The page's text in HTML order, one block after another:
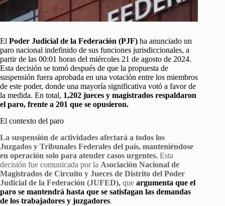
El Poder Judicial de la Federación (PJF) ha anunciado un
paro nacional indefinido de sus funciones jurisdiccionales, a
partir de las 00:01 horas del miércoles 21 de agosto de 2024.
Esta decisión se tomó después de que la propuesta de
suspensión fuera aprobada en una votación entre los miembros
de este poder, donde una mayoría significativa votó a favor de
la medida. En total, 1,202 jueces y magistrados respaldaron
el paro, frente a 201 que se opusieron.
El contexto del paro
La suspensión de actividades afectará a todos los
Juzgados y Tribunales Federales del país, manteniéndose
en operación solo para atender casos urgentes. Esta
decisión fue comunicada por la Asociación Nacional de
Magistrados de Circuito y Jueces de Distrito del Poder
Judicial de la Federación (JUFED), que argumenta que el
paro se mantendrá hasta que se satisfagan las demandas
de los trabajadores y juzgadores.